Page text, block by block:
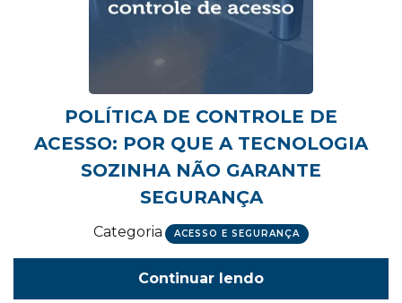
POLÍTICA DE CONTROLE DE
ACESSO: POR QUE A TECNOLOGIA
SOZINHA NÃO GARANTE
SEGURANÇA
Categoria ACESSO E SEGURANÇA
Continuar lendo